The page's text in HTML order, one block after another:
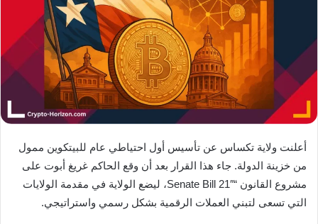
أعلنت ولاية تكساس عن تأسيس أول احتياطي عام للبيتكوين ممول
من خزينة الدولة. جاء هذا القرار بعد أن وقع الحاكم غريغ أبوت على
مشروع القانون “Senate Bill 21″، ليضع الولاية في مقدمة الولايات
التي تسعى لتبني العملات الرقمية بشكل رسمي واستراتيجي.